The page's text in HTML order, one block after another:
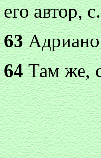
его автор,
63
64Там же,